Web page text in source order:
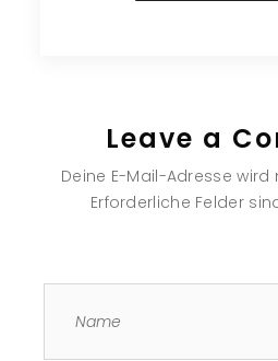
Leave a
Deine E-Mail-Adresse
Erforderliche Felder